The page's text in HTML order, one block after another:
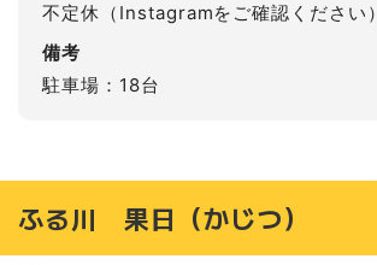
不定休（Instagramをご確認ください）
備考
駐車場：18台
ふる川 果日（かじつ）